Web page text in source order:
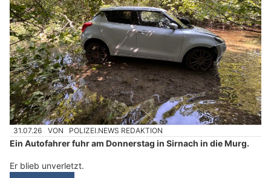
31.07.26 VON POLIZEI.NEWS REDAKTION
Ein Autofahrer fuhr am Donnerstag in Sirnach in die Murg.
Er blieb unverletzt.